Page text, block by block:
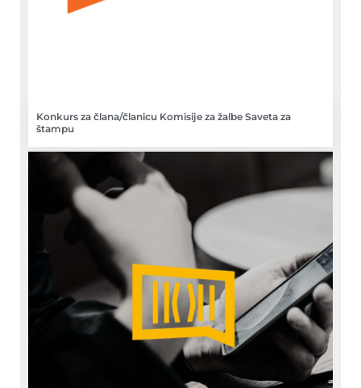
Konkurs za člana/članicu Komisije za žalbe Saveta za
štampu